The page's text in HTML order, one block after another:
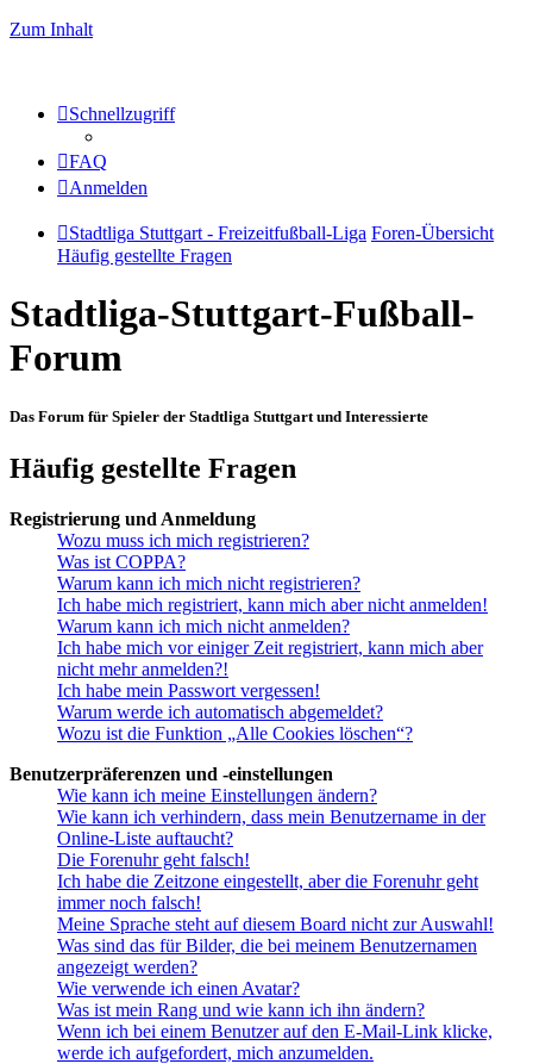
Zum Inhalt
Schnellzugriff
FAQ
Anmelden
Stadtliga Stuttgart - Freizeitfußball-Liga Foren-Übersicht
Häufig gestellte Fragen
Stadtliga-Stuttgart-Fußball-
Forum
Das Forum für Spieler der Stadtliga Stuttgart und Interessierte
Häufig gestellte Fragen
Registrierung und Anmeldung
Wozu muss ich mich registrieren?
Was ist COPPA?
Warum kann ich mich nicht registrieren?
Ich habe mich registriert, kann mich aber nicht anmelden!
Warum kann ich mich nicht anmelden?
Ich habe mich vor einiger Zeit registriert, kann mich aber
nicht mehr anmelden?!
Ich habe mein Passwort vergessen!
Warum werde ich automatisch abgemeldet?
Wozu ist die Funktion „Alle Cookies löschen“?
Benutzerpräferenzen und -einstellungen
Wie kann ich meine Einstellungen ändern?
Wie kann ich verhindern, dass mein Benutzername in der
Online-Liste auftaucht?
Die Forenuhr geht falsch!
Ich habe die Zeitzone eingestellt, aber die Forenuhr geht
immer noch falsch!
Meine Sprache steht auf diesem Board nicht zur Auswahl!
Was sind das für Bilder, die bei meinem Benutzernamen
angezeigt werden?
Wie verwende ich einen Avatar?
Was ist mein Rang und wie kann ich ihn ändern?
Wenn ich bei einem Benutzer auf den E-Mail-Link klicke,
werde ich aufgefordert, mich anzumelden.